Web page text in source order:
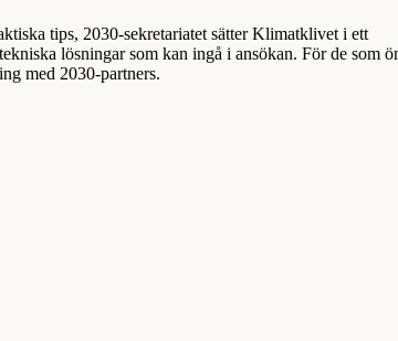
tips, 2030-sekretariatet sätter Klimatklivet i ett
lösningar som kan ingå i ansökan. För de som
med 2030-partners.